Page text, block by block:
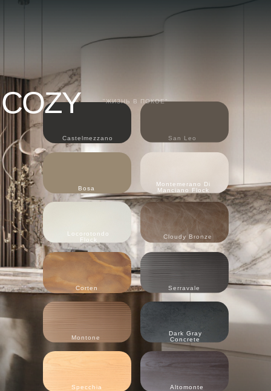
COZY
Montemerano Di
Manciano Flock
Castelmezzano
Cloudy Bronze
"ЖИЗНЬ В ПОКОЕ"
Locorotondo
Flock
Altomonte
Specchia
Dark Gray
Concrete
Serravale
Montone
San Leo
Corten
Bosa